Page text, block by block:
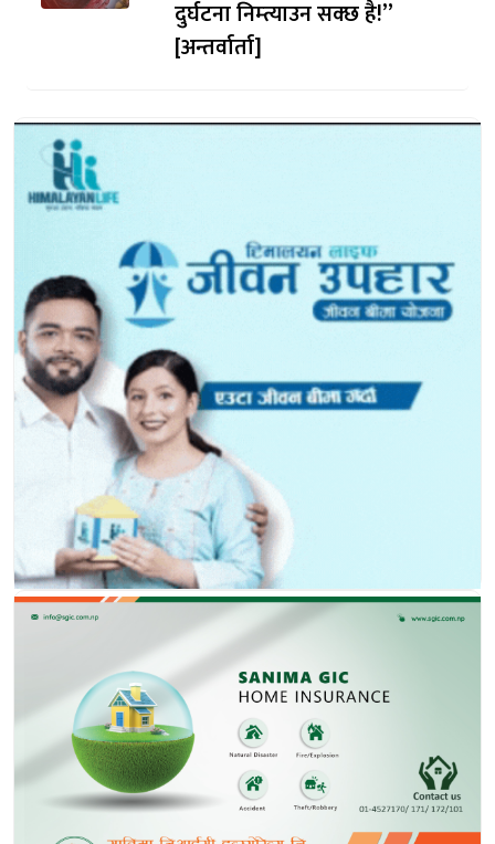
दुर्घटना निम्त्याउन सक्छ है!”
[अन्तर्वार्ता]